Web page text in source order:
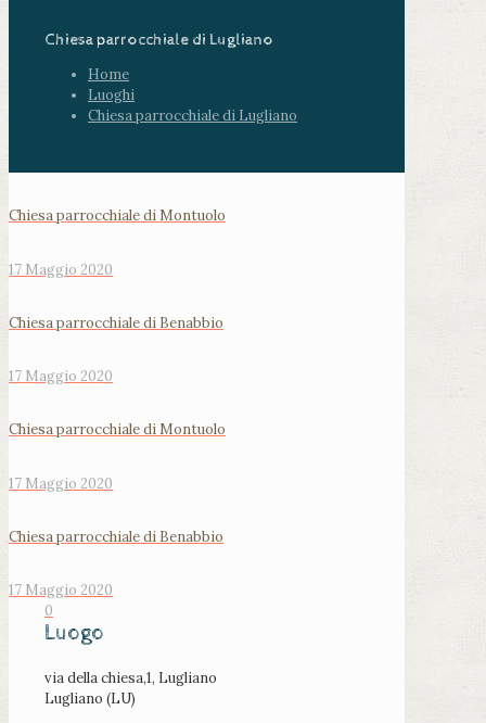
Chiesa parrocchiale di Lugliano
Home
Luoghi
Chiesa parrocchiale di Lugliano
Chiesa parrocchiale di Montuolo
17 Maggio 2020
Chiesa parrocchiale di Benabbio
17 Maggio 2020
Chiesa parrocchiale di Montuolo
17 Maggio 2020
Chiesa parrocchiale di Benabbio
17 Maggio 2020
0
Luogo
via della chiesa,1, Lugliano
Lugliano (LU)